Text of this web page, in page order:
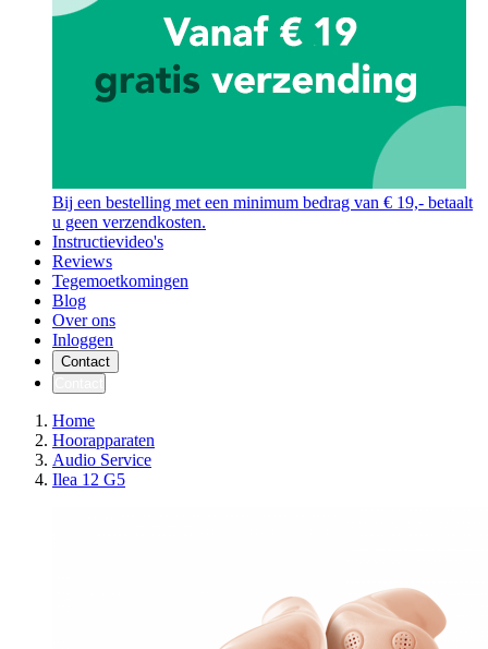
Bij een bestelling met een minimum bedrag van € 19,- betaalt
u geen verzendkosten.
Instructievideo's
Reviews
Tegemoetkomingen
Blog
Over ons
Inloggen
Contact
Home
Hoorapparaten
Audio Service
Ilea 12 G5